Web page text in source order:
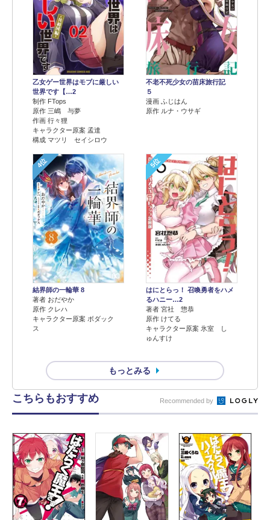
乙女ゲー世界はモブに厳しい
世界です【…2
制作 FTops
原作 三嶋 与夢
作画 行々狸
キャラクター原案 孟達
構成 マツリ セイシロウ
不老不死少女の苗床旅行記
５
漫画 ふじはん
原作 ルナ・ウサギ
4位
結界師の一輪華 8
著者 おだやか
原作 クレハ
キャラクター原案 ボダック
ス
5位
はにとらっ！ 召喚勇者をハメ
るハニー…2
著者 宮社 惣恭
原作 けてる
キャラクター原案 氷室 し
ゅんすけ
もっとみる
こちらもおすすめ Recommended by